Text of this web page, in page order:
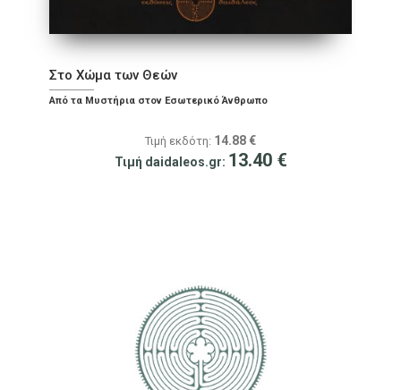
Στο Χώμα των Θεών
Από τα Μυστήρια στον Εσωτερικό Άνθρωπο
Τιμή εκδότη: 14.88 €
Τιμή daidaleos.gr: 13.40 €